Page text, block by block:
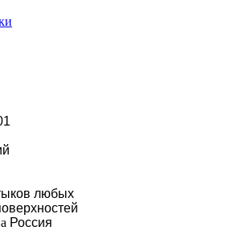
любых
Россия